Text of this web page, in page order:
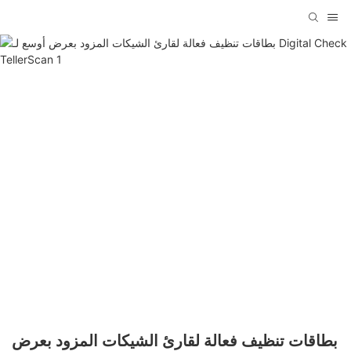
بطاقات تنظيف فعالة لقارئ الشيكات المزود بعرض